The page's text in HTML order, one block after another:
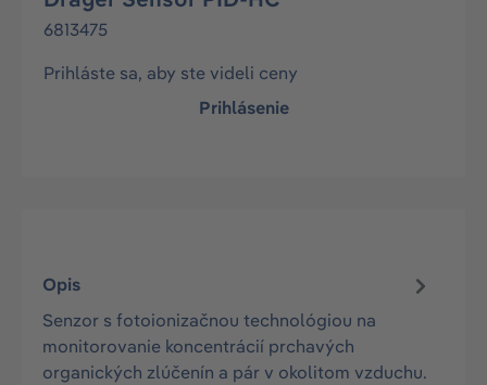
6813475
Prihláste sa, aby ste videli ceny
Prihlásenie
Opis
Senzor s fotoionizačnou technológiou na
monitorovanie koncentrácií prchavých
organických zlúčenín a pár v okolitom vzduchu.